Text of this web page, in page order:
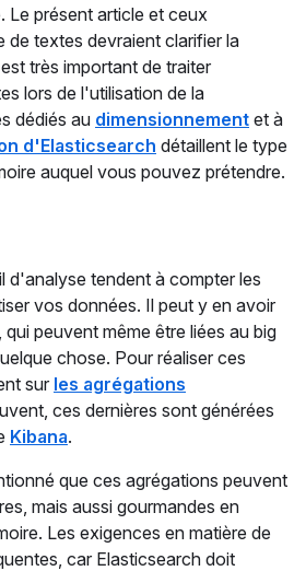
Le présent article et ceux
de textes devraient clarifier la
très important de traiter
lors de l'utilisation de la
dédiés au dimensionnement et à
d'Elasticsearch détaillent le type
auquel vous pouvez prétendre.
d'analyse tendent à compter les
vos données. Il peut y en avoir
peuvent même être liées au big
chose. Pour réaliser ces
sur les agrégations
ces dernières sont générées
Kibana.
que ces agrégations peuvent
mais aussi gourmandes en
Les exigences en matière de
car Elasticsearch doit